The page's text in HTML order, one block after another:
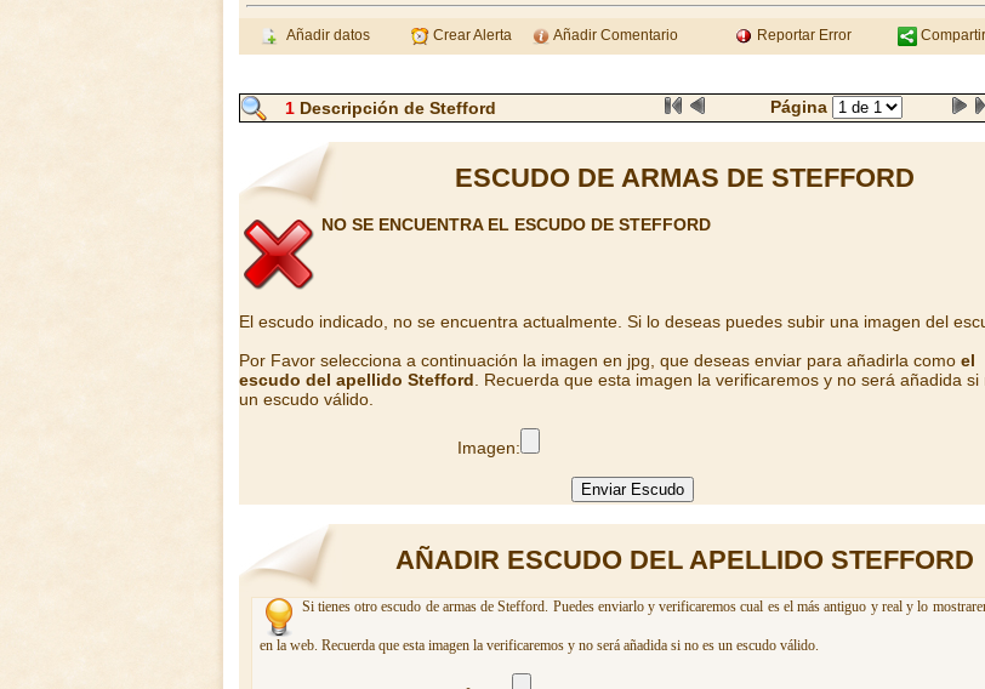
Añadir datos Crear Alerta Añadir Comentario Reportar Error Compartir
1Descripción de Stefford Página
ESCUDO DE ARMAS DE STEFFORD
NO SE ENCUENTRA EL ESCUDO DE STEFFORD
El escudo indicado, no se encuentra actualmente. Si lo deseas puedes subir una imagen del
Por Favor selecciona a continuación la imagen en jpg, que deseas enviar para añadirla como el
escudo del apellido Stefford . Recuerda que esta imagen la verificaremos y no será añadida si
un escudo válido.
Imagen:
AÑADIR ESCUDO DEL APELLIDO STEFFORD
Si tienes otro escudo de armas de Stefford. Puedes enviarlo y verificaremos cual es el más antiguo y real y lo
en la web. Recuerda que esta imagen la verificaremos y no será añadida si no es un escudo válido.